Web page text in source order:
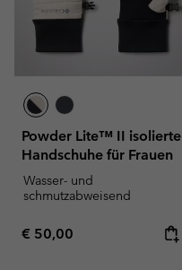
Powder Lite™ II isolierte
Handschuhe für Frauen
Wasser- und
schmutzabweisend
Regular price:
€ 50,00